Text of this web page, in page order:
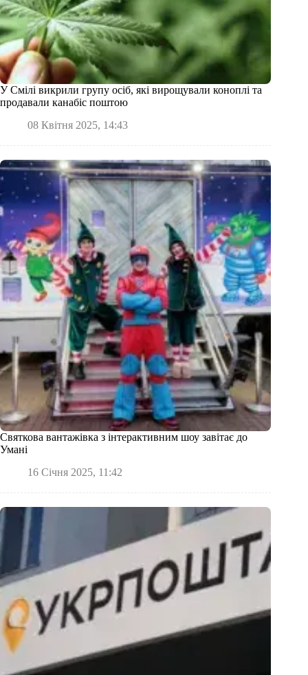
У Смілі викрили групу осіб, які вирощували коноплі та
продавали канабіс поштою
08 Квітня 2025, 14:43
Святкова вантажівка з інтерактивним шоу завітає до
Умані
16 Січня 2025, 11:42